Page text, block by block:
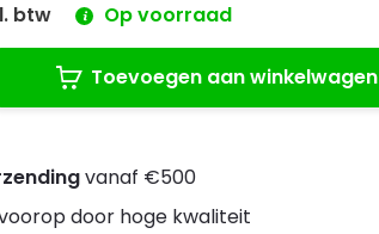
btw Op voorraad
Toevoegen aan winkelwagen
vanaf €500
door hoge kwaliteit